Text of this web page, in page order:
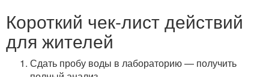
Короткий чек-лист действий
для жителей
Сдать пробу воды в лабораторию — получить